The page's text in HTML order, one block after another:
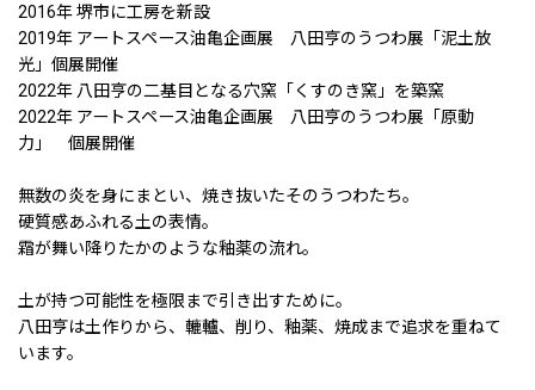
2016年 堺市に工房を新設
2019年 アートスペース油亀企画展 八田亨のうつわ展「泥土放
光」個展開催
2022年 八田亨の二基目となる穴窯「くすのき窯」を築窯
2022年 アートスペース油亀企画展 八田亨のうつわ展「原動
力」 個展開催
無数の炎を身にまとい、焼き抜いたそのうつわたち。
硬質感あふれる土の表情。
霜が舞い降りたかのような釉薬の流れ。
土が持つ可能性を極限まで引き出すために。
八田亨は土作りから、轆轤、削り、釉薬、焼成まで追求を重ねて
います。